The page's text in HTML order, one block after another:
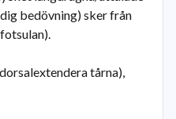
bedövning) sker från
tårna),